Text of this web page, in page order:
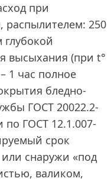
при
распылителем: 250
высыхания (при t°
1 час полное
бледно-
ГОСТ 20022.2-
по ГОСТ 12.1.007-
срок
снаружи «под
валиком,